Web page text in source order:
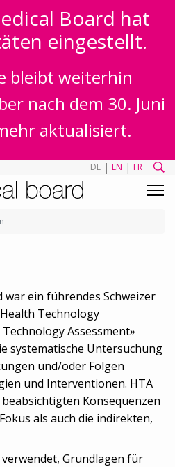
Board hat
eingestellt.
bleibt weiterhin
nach dem 30. Juni
aktualisiert.
DE | EN | FR
war ein führendes Schweizer
Technology
Assessment»
systematische Untersuchung
und/oder Folgen
und Interventionen. HTA
Konsequenzen
als auch die indirekten,
Grundlagen für